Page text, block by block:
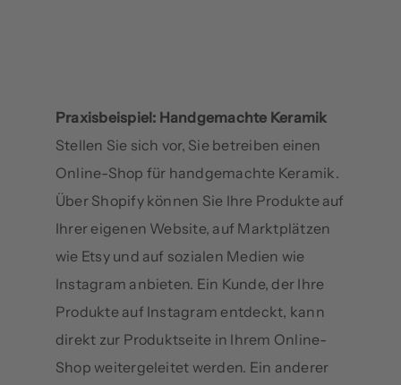
Praxisbeispiel: Handgemachte Keramik
Stellen Sie sich vor, Sie betreiben einen
Online-Shop für handgemachte Keramik.
Über Shopify können Sie Ihre Produkte auf
Ihrer eigenen Website, auf Marktplätzen
wie Etsy und auf sozialen Medien wie
Instagram anbieten. Ein Kunde, der Ihre
Produkte auf Instagram entdeckt, kann
direkt zur Produktseite in Ihrem Online-
Shop weitergeleitet werden. Ein anderer